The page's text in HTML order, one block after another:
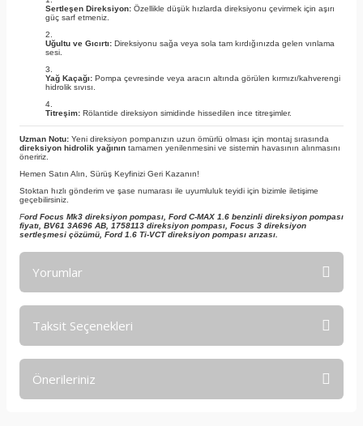
Sertleşen Direksiyon: Özellikle düşük hızlarda direksiyonu çevirmek için aşırı
güç sarf etmeniz.
Uğultu ve Gıcırtı: Direksiyonu sağa veya sola tam kırdığınızda gelen vınlama
sesi.
Yağ Kaçağı: Pompa çevresinde veya aracın altında görülen kırmızı/kahverengi
hidrolik sıvısı.
Titreşim: Rölantide direksiyon simidinde hissedilen ince titreşimler.
Uzman Notu: Yeni direksiyon pompanızın uzun ömürlü olması için montaj sırasında
direksiyon hidrolik yağının tamamen yenilenmesini ve sistemin havasının alınmasını
öneririz.
Hemen Satın Alın, Sürüş Keyfinizi Geri Kazanın!
Stoktan hızlı gönderim ve şase numarası ile uyumluluk teyidi için bizimle iletişime
geçebilirsiniz.
Ford Focus Mk3 direksiyon pompası, Ford C-MAX 1.6 benzinli direksiyon pompası
fiyatı, BV61 3A696 AB, 1758113 direksiyon pompası, Focus 3 direksiyon
sertleşmesi çözümü, Ford 1.6 Ti-VCT direksiyon pompası arızası.
Yorumlar
Taksit Seçenekleri
Önerileriniz